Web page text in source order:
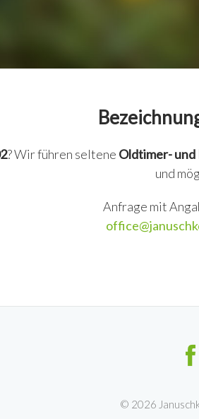
? Wir führen seltene Oldtimer- und
und
Anfrage mit
© 2026